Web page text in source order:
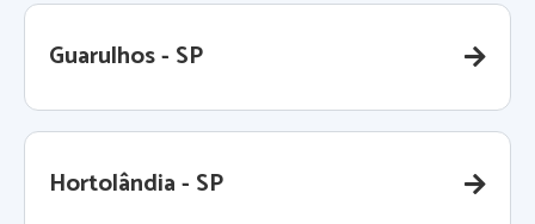
Guarulhos - SP
Hortolândia - SP